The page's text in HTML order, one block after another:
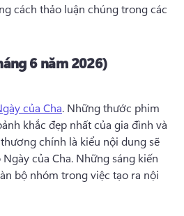
cách thảo luận chúng trong các
6 năm 2026)
của Cha. Những thước phim
khắc đẹp nhất của gia đình và
chính là kiểu nội dung sẽ
của Cha. Những sáng kiến
bộ nhóm trong việc tạo ra nội